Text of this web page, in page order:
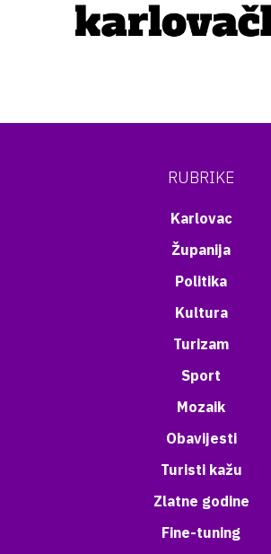
RUBRIKE
Karlovac
Županija
Politika
Kultura
Turizam
Sport
Mozaik
Obavijesti
Turisti kažu
Zlatne godine
Fine-tuning